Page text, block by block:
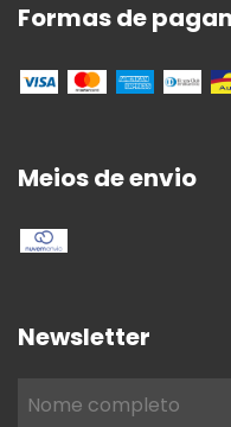
Formas de
Meios de envio
Newsletter